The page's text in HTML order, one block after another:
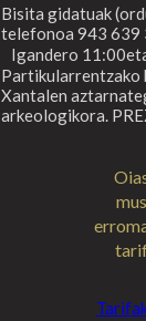
Bisita gidatuak
telefonoa 943 639
Igandero
Partikularrentzako
Xantalen
arkeologikora.